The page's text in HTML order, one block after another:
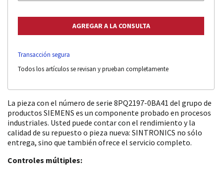
Transacción segura
Todos los artículos se revisan y prueban completamente
La pieza con el número de serie 8PQ2197-0BA41 del grupo de
productos SIEMENS es un componente probado en procesos
industriales. Usted puede contar con el rendimiento y la
calidad de su repuesto o pieza nueva: SINTRONICS no sólo
entrega, sino que también ofrece el servicio completo.
Controles múltiples: